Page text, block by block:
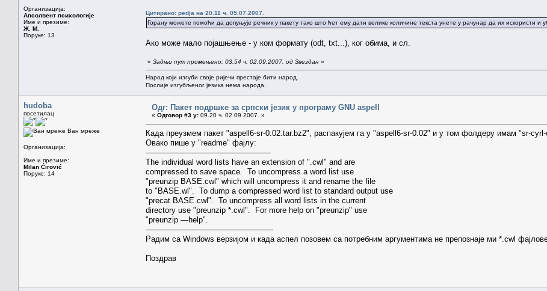
Организација:
Апсолвент психологије
Име и презиме:
Ж. М.
Поруке: 13
Цитирано: pedja на 20.11 ч. 05.07.2007.
Горану можете помоћи да допуњује речник у пакету тако што ћет ему дати велике количине текста унете у рачунар да их искористи и
Ако може мало појашњење - у ком формату (odt, txt...), ког обима, и сл.
« Задњи пут промењено: 03.54 ч. 02.09.2007. од Звездан »
Народ који изгуби своје ријечи престаје бити народ.
Послије изгубљеног језика нема народа.
hudoba
посетилац
Ван мреже
Организација:
Име и презиме:
Milan Ćirović
Поруке: 14
Одг: Пакет подршке за српски језик у програму GNU aspell
« Одговор #3 у: 09.20 ч. 02.09.2007. »
Када преузмем пакет "aspell6-sr-0.02.tar.bz2", распакујем га у "aspell6-sr-0.02" и у том фолдеру имам "sr-
Овако пише у "readme" фајлу:
————————————————
The individual word lists have an extension of ".cwl" and are
compressed to save space. To uncompress a word list use
"preunzip BASE.cwl" which will uncompress it and rename the file
to "BASE.wl". To dump a compressed word list to standard output use
"precat BASE.cwl". To uncompress all word lists in the current
directory use "preunzip *.cwl". For more help on "preunzip" use
"preunzip —help".
————————————————-
Радим са Windows верзијом и када аспел позовем са потребним аргументима не препознаје ми *.cwl
Поздрав